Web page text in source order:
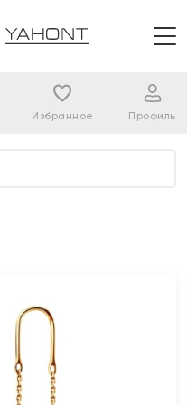
Избранное Профиль